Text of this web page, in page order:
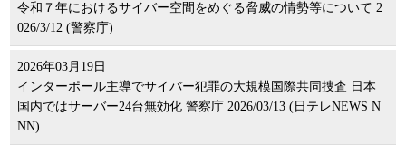
令和７年におけるサイバー空間をめぐる脅威の情勢等について 2
026/3/12 (警察庁)
2026年03月19日
インターポール主導でサイバー犯罪の大規模国際共同捜査 日本
国内ではサーバー24台無効化 警察庁 2026/03/13 (日テレNEWS N
NN)